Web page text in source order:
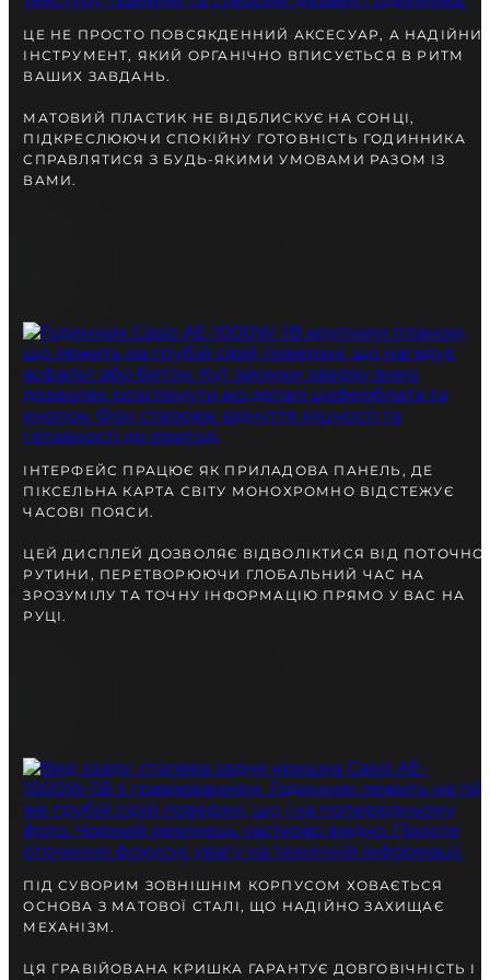
БЕЗКОШТОВНА ДОСТАВКА
ГАРАНТІЯ 12-24 МІСЯЦІВ
ВІДПРАВКА В ДЕНЬ ЗАМОВЛЕННЯ
Telegram
ПОРАДЬТЕСЯ
З НАШИМ ЕКСПЕРТОМ
ЦЕ НЕ ПРОСТО ПОВСЯКДЕННИЙ АКСЕСУАР, А
ІНСТРУМЕНТ, ЯКИЙ ОРГАНІЧНО ВПИСУЄТЬСЯ В РИТМ
ВАШИХ ЗАВДАНЬ.
МАТОВИЙ ПЛАСТИК НЕ ВІДБЛИСКУЄ НА СОНЦІ,
ПІДКРЕСЛЮЮЧИ СПОКІЙНУ ГОТОВНІСТЬ ГОДИННИКА
СПРАВЛЯТИСЯ З БУДЬ-ЯКИМИ УМОВАМИ РАЗОМ ІЗ
ВАМИ.
ІНТЕРФЕЙС ПРАЦЮЄ ЯК ПРИЛАДОВА ПАНЕЛЬ, ДЕ
ПІКСЕЛЬНА КАРТА СВІТУ МОНОХРОМНО ВІДСТЕЖУЄ
ЧАСОВІ ПОЯСИ.
ЦЕЙ ДИСПЛЕЙ ДОЗВОЛЯЄ ВІДВОЛІКТИСЯ ВІД ПОТОЧНОЇ
РУТИНИ, ПЕРЕТВОРЮЮЧИ ГЛОБАЛЬНИЙ ЧАС НА
ЗРОЗУМІЛУ ТА ТОЧНУ ІНФОРМАЦІЮ ПРЯМО У ВАС НА
РУЦІ.
ПІД СУВОРИМ ЗОВНІШНІМ КОРПУСОМ ХОВАЄТЬСЯ
ОСНОВА З МАТОВОЇ СТАЛІ, ЩО НАДІЙНО ЗАХИЩАЄ
МЕХАНІЗМ.
ЦЯ ГРАВІЙОВАНА КРИШКА ГАРАНТУЄ ДОВГОВІЧНІСТЬ І